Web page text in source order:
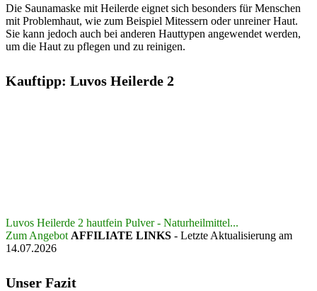
Die Saunamaske mit Heilerde eignet sich besonders für Menschen
mit Problemhaut, wie zum Beispiel Mitessern oder unreiner Haut.
Sie kann jedoch auch bei anderen Hauttypen angewendet werden,
um die Haut zu pflegen und zu reinigen.
Kauftipp: Luvos Heilerde 2
Luvos Heilerde 2 hautfein Pulver - Naturheilmittel...
Zum Angebot AFFILIATE LINKS - Letzte Aktualisierung am
14.07.2026
Unser Fazit